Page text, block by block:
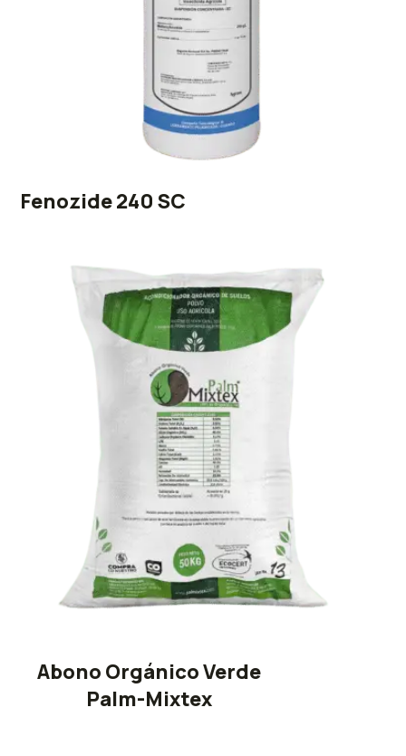
Fenozide 240 SC
Abono Orgánico Verde
Palm-Mixtex